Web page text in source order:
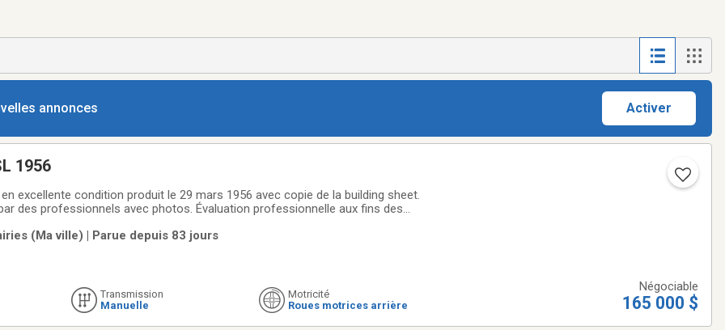
annonces Activer
1956
excellente condition produit le 29 mars 1956 avec copie de la building sheet.
des professionnels avec photos. Évaluation professionnelle aux fins des
aux USA en 2017
(Ma ville) | Parue depuis 83 jours
Transmission
Manuelle
Motricité
Roues motrices arrière
Négociable
165 000 $